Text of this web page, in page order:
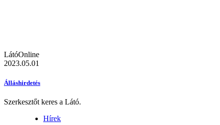
LátóOnline
2023.05.01
Álláshirdetés
Szerkesztőt keres a Látó.
Hírek